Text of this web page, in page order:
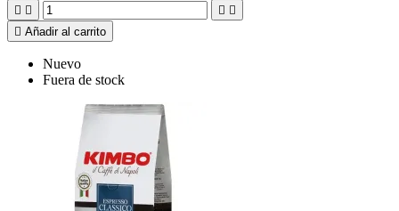
   
 Añadir al carrito
Nuevo
Fuera de stock